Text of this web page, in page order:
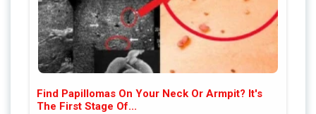
Find Papillomas On Your Neck Or Armpit? It's
The First Stage Of...